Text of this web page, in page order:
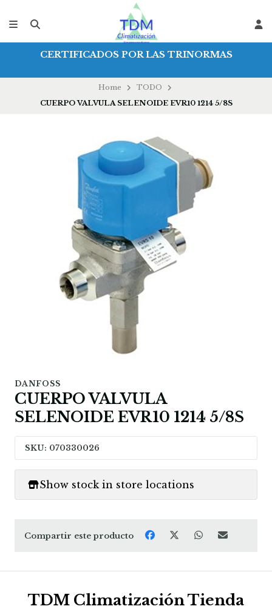
CERTIFICADOS POR LAS TRINORMAS
Home
TODO
CUERPO VALVULA SELENOIDE EVR10 1214 5/8S
DANFOSS
CUERPO VALVULA
SELENOIDE EVR10 1214 5/8S
SKU: 070330026
Show stock in store locations
Compartir este producto
TDM Climatización Tienda